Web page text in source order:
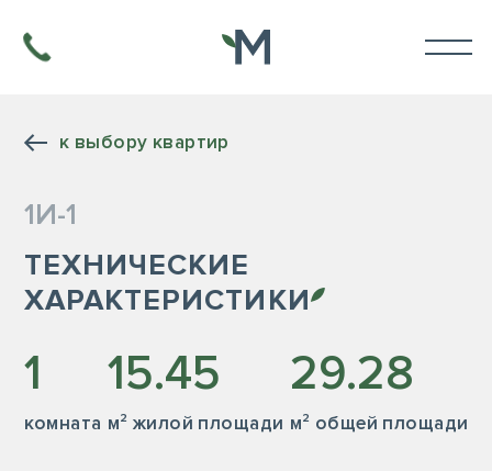
к выбору квартир
1И-1
ТЕХНИЧЕСКИЕ
ХАРАКТЕРИСТИКИ
1
комната
15.45
м² жилой площади
29.28
м² общей площади